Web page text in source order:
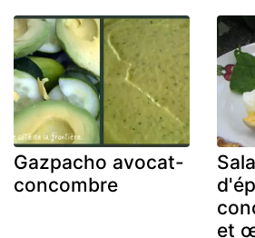
Gazpacho avocat-
concombre
et